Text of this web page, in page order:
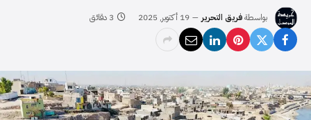
بواسطةفريق التحرير 19 أكتوبر, 2025 3 دقائق